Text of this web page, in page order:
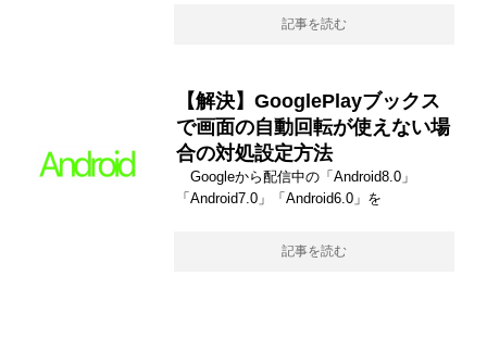
記事を読む
【解決】GooglePlayブックス
で画面の自動回転が使えない場
合の対処設定方法
Googleから配信中の「Android8.0」
「Android7.0」「Android6.0」を
記事を読む